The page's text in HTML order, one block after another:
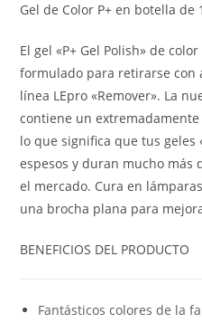
Gel de Color P+ en botella de
El gel «P+ Gel Polish» de
formulado para retirarse con
línea LEpro «Remover». La
contiene un
lo que significa que tus geles
espesos y duran mucho más
el mercado. Cura en
una brocha plana para
BENEFICIOS DEL PRODUCTO
Fantásticos colores de la